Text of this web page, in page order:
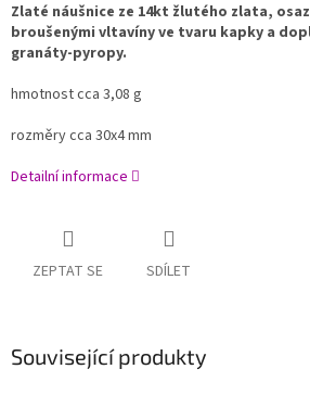
Zlaté náušnice ze 14kt žlutého zlata,
broušenými vltavíny ve tvaru kapky a
granáty-pyropy.
hmotnost cca 3,08 g
rozměry cca 30x4 mm
Detailní informace
ZEPTAT SE SDÍLET
Související produkty